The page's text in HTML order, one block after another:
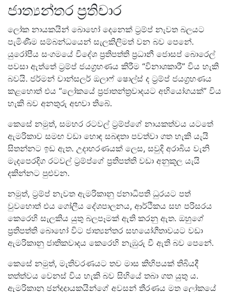
ජාත්‍යන්තර ප්‍රතිචාර
ලෝක නායකයින් බොහෝ දෙනෙක් ට්‍රම්ප් නැවත බලයට
පැමිණීම සම්බන්ධයෙන් සැලකිලිමත් වන බව පෙනේ.
යුරෝපීය සංගමයේ විදේශ ප්‍රතිපත්ති ප්‍රධානී ජොසප් බොරෙල්
පවසා ඇත්තේ ට්‍රම්ප් ජයග්‍රහණය කිරීම “විනාශකාරී” විය හැකි
බවයි. ජර්මන් චාන්සලර් ඔලාෆ් ෂොල්ස් ද ට්‍රම්ප් ජයග්‍රහණය
කළහොත් එය “ලෝකයේ ප්‍රජාතන්ත්‍රවාදයට අභියෝගයක්” විය
හැකි බව අනතුරු අඟවා තිබේ.
කෙසේ නමුත්, සමහර රටවල් ට්‍රම්ප්ගේ නායකත්වය යටතේ
ඇමරිකාව සමඟ වඩා හොඳ සබඳතා පවත්වා ගත හැකි යැයි
සිතන්නට ඉඩ ඇත. උදාහරණයක් ලෙස, සවුදි අරාබිය වැනි
මැදපෙරදිග රටවල් ට්‍රම්ප්ගේ ප්‍රතිපත්ති වඩා අනුකූල යැයි
දකින්නට පුළුවන.
නමුත්, ට්‍රම්ප් නැවත ඇමරිකානු ජනාධිපති ධුරයට පත්
වුවහොත් එය ගෝලීය දේශපාලනය, ආර්ථිකය සහ පරිසරය
කෙරෙහි සැලකිය යුතු බලපෑමක් ඇති කරනු ඇත. ඔහුගේ
ප්‍රතිපත්ති බොහෝ විට ජාත්‍යන්තර සහයෝගීතාවයට වඩා
ඇමරිකානු ජාතිකවාදය කෙරෙහි නැඹුරු වී ඇති බව පෙනේ.
කෙසේ නමුත්, මැතිවරණයට තව මාස කිහිපයක් තිබියදී
තත්ත්වය වෙනස් විය හැකි බව සිහියේ තබා ගත යුතු ය.
ඇමරිකානු ඡන්දදායකයින්ගේ අවසන් තීරණය මත ලෝකයේ